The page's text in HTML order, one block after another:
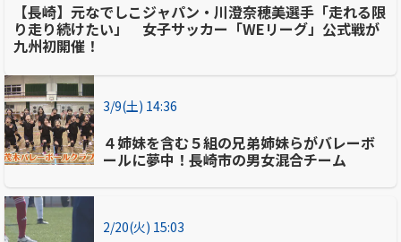
【長崎】元なでしこジャパン・川澄奈穂美選手「走れる限
り走り続けたい」 女子サッカー「WEリーグ」公式戦が
九州初開催！
3/9(土) 14:36
４姉妹を含む５組の兄弟姉妹らがバレーボ
ールに夢中！長崎市の男女混合チーム
2/20(火) 15:03